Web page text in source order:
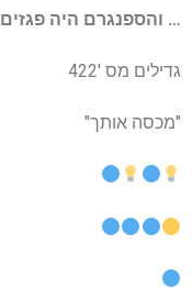
… והספנגרם היה פגזים
גדילים מס '422
"מכסה אותך"